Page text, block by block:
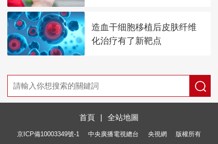
造血干细胞移植后皮肤纤维
化治疗有了新靶点
首頁 全站地圖
京ICP備10003349號-1 中央廣播電視總台 央視網 版權所有